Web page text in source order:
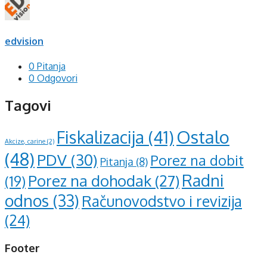
edvision
0 Pitanja
0 Odgovori
Tagovi
Akcize, carine (2) Fiskalizacija (41)Ostalo
(48) PDV (30) Pitanja (8) Porez na dobit
(19) Porez na dohodak (27)Radni
odnos (33) Računovodstvo i revizija
(24)
Footer